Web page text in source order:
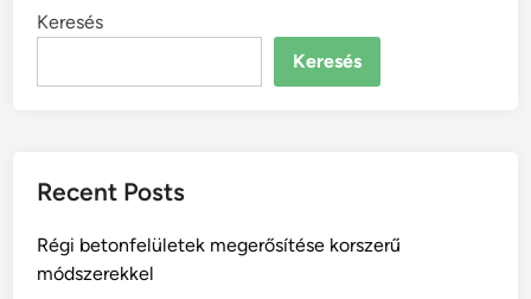
Keresés
Keresés
Recent Posts
Régi betonfelületek megerősítése korszerű
módszerekkel